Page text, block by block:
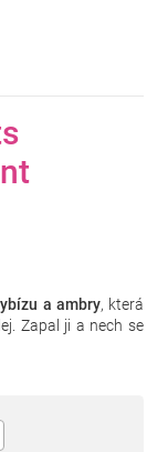
a ambry, která
Zapal ji a nech se